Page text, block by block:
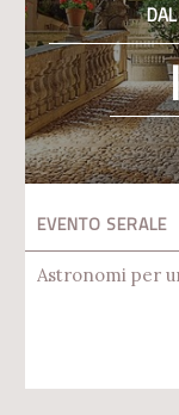
EVENTO SERALE
Astronomi per